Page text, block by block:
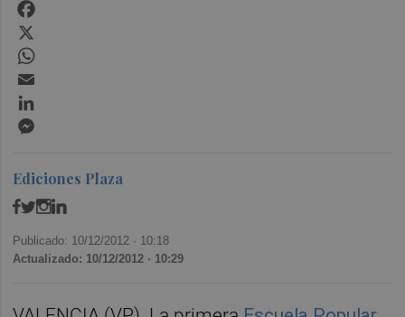
Ediciones Plaza
Publicado: 10/12/2012 · 10:18
Actualizado: 10/12/2012 · 10:29